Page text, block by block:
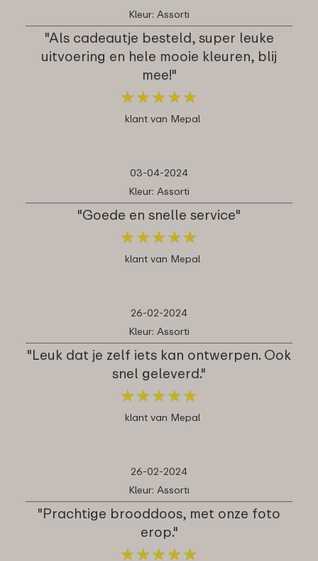
Kleur: Assorti
"Als cadeautje besteld, super leuke
uitvoering en hele mooie kleuren, blij
mee!"
★★★★★
★★★★★
klant van Mepal
03-04-2024
Kleur: Assorti
"Goede en snelle service"
★★★★★
★★★★★
klant van Mepal
26-02-2024
Kleur: Assorti
"Leuk dat je zelf iets kan ontwerpen. Ook
snel geleverd."
★★★★★
★★★★★
klant van Mepal
26-02-2024
Kleur: Assorti
"Prachtige brooddoos, met onze foto
erop."
★★★★★
★★★★★